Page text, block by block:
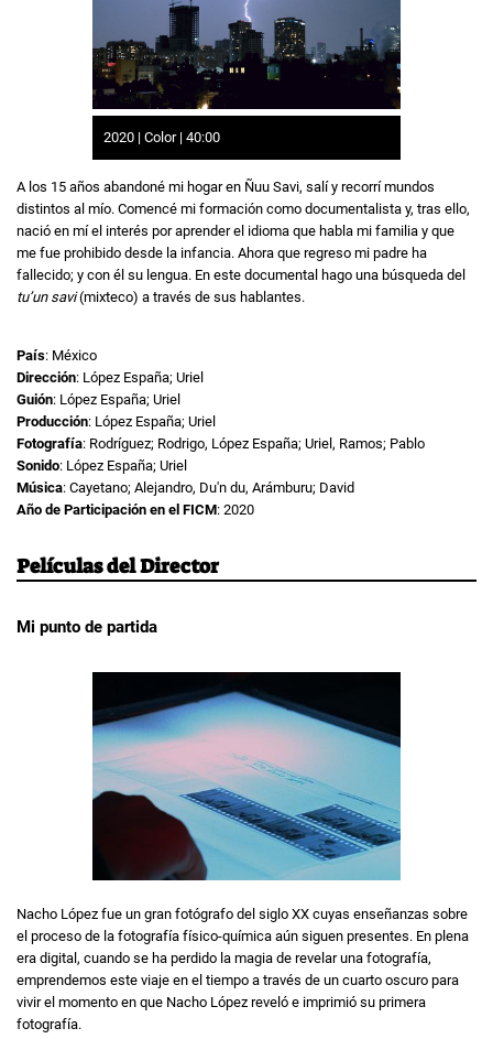
2020 | Color | 40:00
A los 15 años abandoné mi hogar en Ñuu Savi, salí y recorrí mundos
distintos al mío. Comencé mi formación como documentalista y, tras ello,
nació en mí el interés por aprender el idioma que habla mi familia y que
me fue prohibido desde la infancia. Ahora que regreso mi padre ha
fallecido; y con él su lengua. En este documental hago una búsqueda del
tu’un savi(mixteco) a través de sus hablantes.
País: México
Dirección: López España; Uriel
Guión: López España; Uriel
Producción: López España; Uriel
Fotografía: Rodríguez; Rodrigo, López España; Uriel, Ramos; Pablo
Sonido: López España; Uriel
Música: Cayetano; Alejandro, Du'n du, Arámburu; David
Año de Participación en el FICM: 2020
Películas del Director
Mi punto de partida
Nacho López fue un gran fotógrafo del siglo XX cuyas enseñanzas sobre
el proceso de la fotografía físico-química aún siguen presentes. En plena
era digital, cuando se ha perdido la magia de revelar una fotografía,
emprendemos este viaje en el tiempo a través de un cuarto oscuro para
vivir el momento en que Nacho López reveló e imprimió su primera
fotografía.